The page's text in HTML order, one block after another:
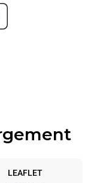
18"x26"
LEAFLET